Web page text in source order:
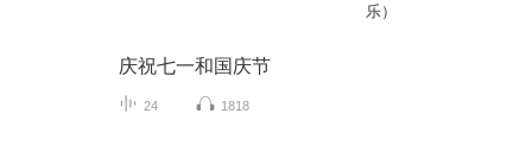
乐）
庆祝七一和国庆节
24 1818